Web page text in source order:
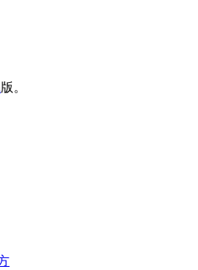
版。